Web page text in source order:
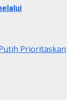
Prioritaskan